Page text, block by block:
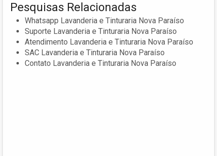
Pesquisas Relacionadas
Whatsapp Lavanderia e Tinturaria Nova Paraíso
Suporte Lavanderia e Tinturaria Nova Paraíso
Atendimento Lavanderia e Tinturaria Nova Paraíso
SAC Lavanderia e Tinturaria Nova Paraíso
Contato Lavanderia e Tinturaria Nova Paraíso